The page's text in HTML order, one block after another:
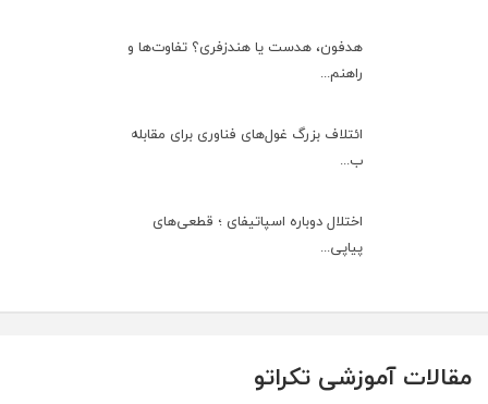
هدفون، هدست یا هندزفری؟ تفاوت‌ها و
راهنم...
ائتلاف بزرگ غول‌های فناوری برای مقابله
ب...
اختلال دوباره اسپاتیفای ؛ قطعی‌های
پیاپی...
مقالات آموزشی تکراتو